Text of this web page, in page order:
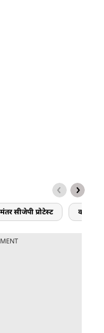
सीजेपी प्रोटेस्ट करियर